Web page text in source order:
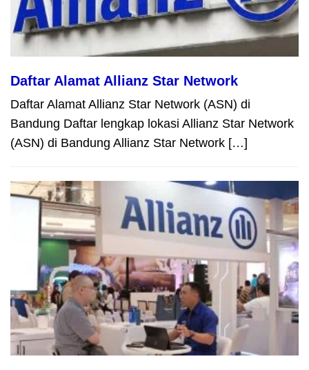
Daftar Alamat Allianz Star Network
Daftar Alamat Allianz Star Network (ASN) di
Bandung Daftar lengkap lokasi Allianz Star Network
(ASN) di Bandung Allianz Star Network […]